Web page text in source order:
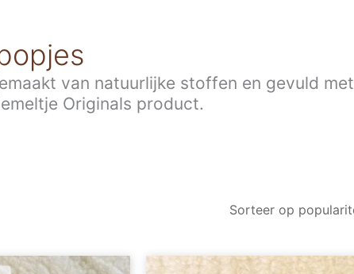
van natuurlijke stoffen en gevuld met
Originals product.